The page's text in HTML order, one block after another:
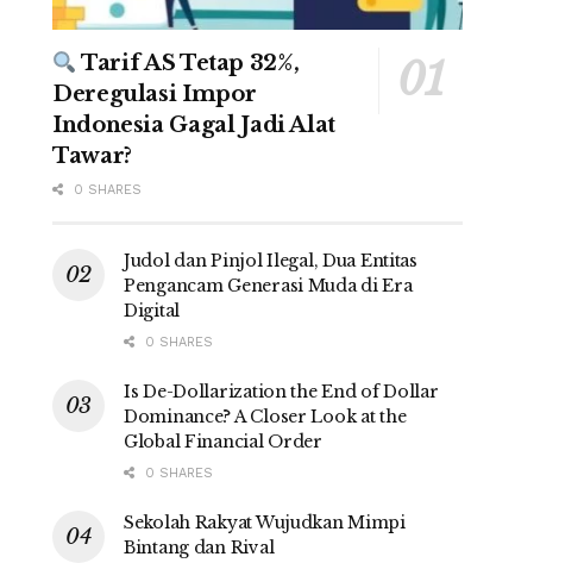
Tarif AS Tetap 32%,
Deregulasi Impor
Indonesia Gagal Jadi Alat
Tawar?
0 SHARES
Judol dan Pinjol Ilegal, Dua Entitas
Pengancam Generasi Muda di Era
Digital
0 SHARES
Is De-Dollarization the End of Dollar
Dominance? A Closer Look at the
Global Financial Order
0 SHARES
Sekolah Rakyat Wujudkan Mimpi
Bintang dan Rival